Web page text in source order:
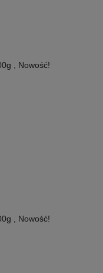
, Nowość!
, Nowość!